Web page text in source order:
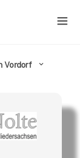
Vordorf